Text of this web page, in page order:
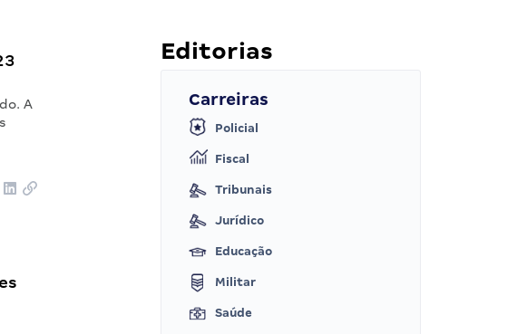
A
Editorias
Carreiras
Policial
Fiscal
Tribunais
Jurídico
Educação
Militar
Saúde